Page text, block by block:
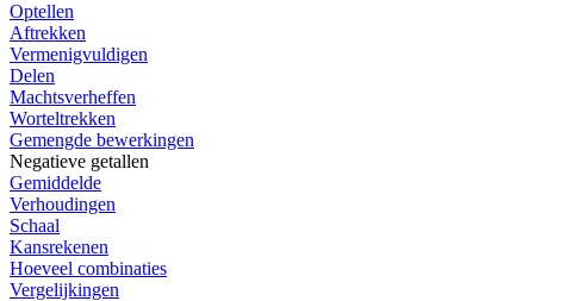
Optellen
Aftrekken
Vermenigvuldigen
Delen
Machtsverheffen
Worteltrekken
Gemengde bewerkingen
Negatieve getallen
Gemiddelde
Verhoudingen
Schaal
Kansrekenen
Hoeveel combinaties
Vergelijkingen